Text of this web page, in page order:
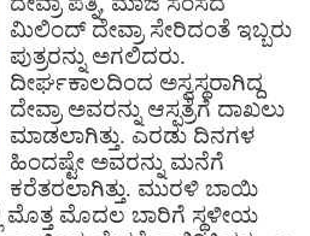
ಮಿಲಿಂದ್ ದೇವ್ರಾ ಸೇರಿದಂತೆ ಇಬ್ಬರು
ಪುತ್ರರನ್ನು ಅಗಲಿದರು.
ದೀರ್ಘಕಾಲದಿಂದ ಅಸ್ವಸ್ಥರಾಗಿದ್ದ
ದೇವ್ರಾ ಅವರನ್ನು ಆಸ್ಪತ್ರೆಗೆ ದಾಖಲು
ಮಾಡಲಾಗಿತ್ತು. ಎರಡು ದಿನಗಳ
ಹಿಂದಷ್ಟೇ ಅವರನ್ನು ಮನೆಗೆ
ಕರೆತರಲಾಗಿತ್ತು. ಮುರಳಿ ಬಾಯಿ
ಮೊತ್ತ ಮೊದಲ ಬಾರಿಗೆ ಸ್ಥಳೀಯ